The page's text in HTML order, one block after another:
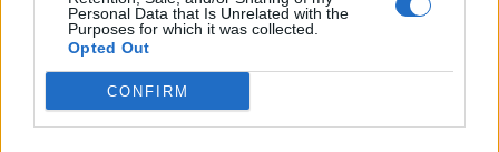
Personal Data that Is Unrelated with the
Purposes for which it was collected.
Opted Out
CONFIRM
Lazio dhe Hysaj mundin
Spezian dhe “marshojnë”
derbi, skuadra e Hysajt